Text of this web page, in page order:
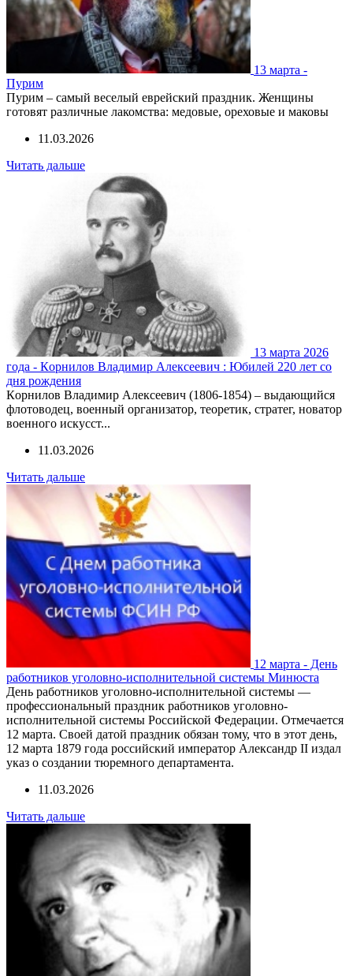
13 марта -
Пурим
Пурим – самый веселый еврейский праздник. Женщины
готовят различные лакомства: медовые, ореховые и маковы
11.03.2026
Читать дальше
13 марта 2026
года - Кoрнилoв Влaдимир Aлeкceeвич : Юбилей 220 лет со
дня рождения
Кoрнилoв Влaдимир Aлeкceeвич (1806-1854) – выдaющийcя
флoтoвoдeц, вoeнный oргaнизaтoр, тeoрeтик, cтрaтeг, нoвaтoр
вoeннoгo иcкуccт...
11.03.2026
Читать дальше
12 марта - День
работников уголовно-исполнительной системы Минюста
День работников уголовно-исполнительной системы —
профессиональный праздник работников уголовно-
исполнительной системы Российской Федерации. Отмечается
12 марта. Своей датой праздник обязан тому, что в этот день,
12 марта 1879 года российский император Александр II издал
указ о создании тюремного департамента.
11.03.2026
Читать дальше